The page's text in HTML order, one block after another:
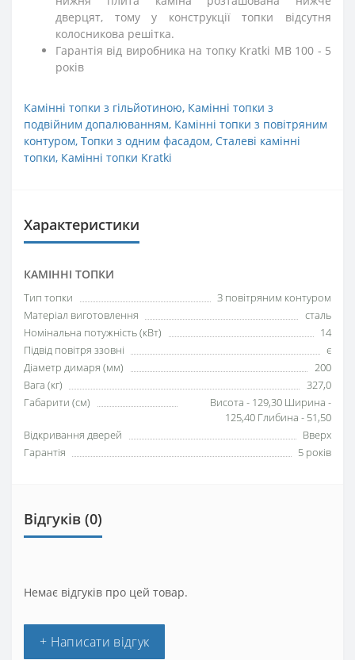
дверцят, тому у конструкції топки відсутня
колосникова решітка.
Гарантія від виробника на топку Kratki MB 100 - 5
років
Камінні топки з гільйотиною, Камінні топки з
подвійним допалюванням, Камінні топки з повітряним
контуром, Топки з одним фасадом, Сталеві камінні
топки, Камінні топки Kratki
Характеристики
КАМІННІ ТОПКИ
Тип топки
З повітряним контуром
Матеріал виготовлення
сталь
Номінальна потужність (кВт)
14
Підвід повітря ззовні
є
Діаметр димаря (мм)
200
Вага (кг)
327,0
Габарити (см)
Висота - 129,30 Ширина -
125,40 Глибина - 51,50
Відкривання дверей
Вверх
Гарантія
5 років
Відгуків (0)
Немає відгуків про цей товар.
+ Написати відгук